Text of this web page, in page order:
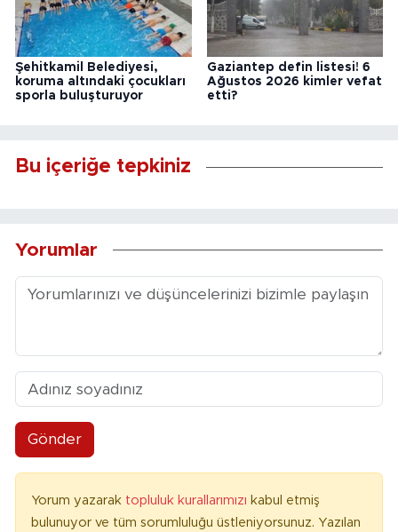
Şehitkamil Belediyesi,
koruma altındaki çocukları
sporla buluşturuyor
Gaziantep defin listesi! 6
Ağustos 2026 kimler vefat
etti?
Bu içeriğe tepkiniz
Yorumlar
Gönder
Yorum yazarak topluluk kurallarımızı kabul etmiş
bulunuyor ve tüm sorumluluğu üstleniyorsunuz. Yazılan